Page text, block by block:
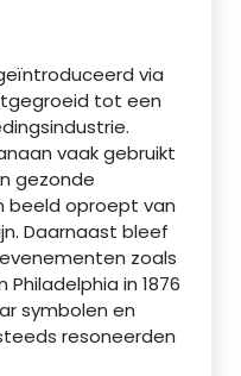
via
tot een
vaak gebruikt
gezonde
beeld oproept van
Daarnaast bleef
zoals
in 1876
symbolen en
resoneerden